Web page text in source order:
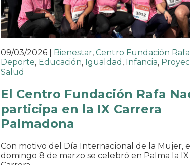
09/03/2026 Bienestar, Centro Fundación
Deporte, Educación, Igualdad , Infancia,
Salud
El Centro Fundación Rafa
participa en la IX Carrera
Palmadona
Con motivo del Día Internacional de la Mujer,
domingo 8 de marzo se celebró en Palma la IX